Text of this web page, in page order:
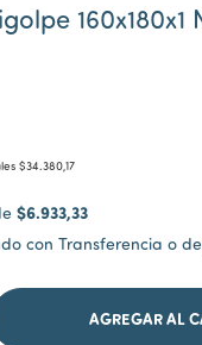
160x180x1
$34.380,17
$6.933,33
con Transferencia o